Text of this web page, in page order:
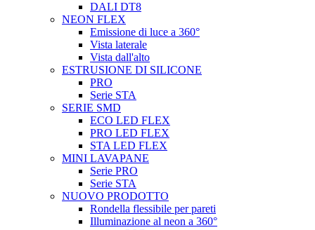
DALI DT8
NEON FLEX
Emissione di luce a 360°
Vista laterale
Vista dall'alto
ESTRUSIONE DI SILICONE
PRO
Serie STA
SERIE SMD
ECO LED FLEX
PRO LED FLEX
STA LED FLEX
MINI LAVAPANE
Serie PRO
Serie STA
NUOVO PRODOTTO
Rondella flessibile per pareti
Illuminazione al neon a 360°